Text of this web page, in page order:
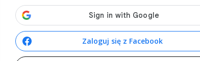
Zaloguj się z Facebook